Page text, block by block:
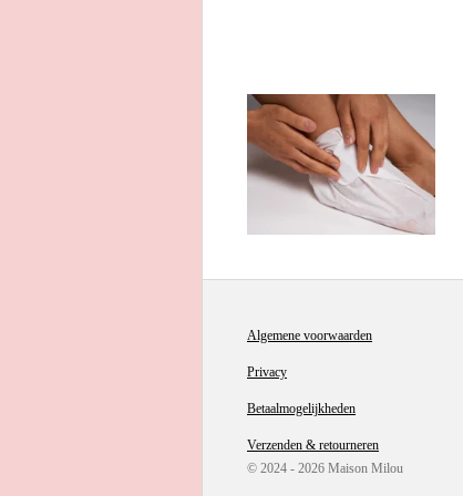
Algemene voorwaarden
Privacy
Betaalmogelijkheden
Verzenden & retourneren
© 2024 - 2026 Maison Milou